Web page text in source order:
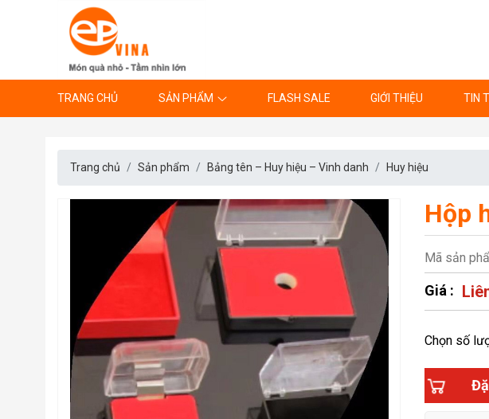
TRANG CHỦ SẢN PHẨM FLASH SALE GIỚI THIỆU TIN
Trang chủ Sản phẩm Bảng tên – Huy hiệu – Vinh danh Huy hiệu
Hộp
Mã sản
Giá :
Chọn số